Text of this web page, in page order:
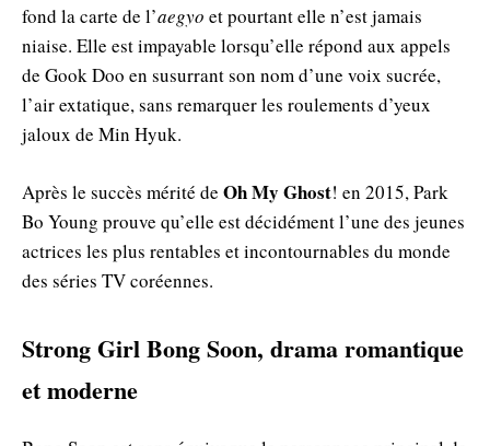
fond la carte de l’aegyo et pourtant elle n’est jamais
niaise. Elle est impayable lorsqu’elle répond aux appels
de Gook Doo en susurrant son nom d’une voix sucrée,
l’air extatique, sans remarquer les roulements d’yeux
jaloux de Min Hyuk.
Après le succès mérité de Oh My Ghost! en 2015, Park
Bo Young prouve qu’elle est décidément l’une des jeunes
actrices les plus rentables et incontournables du monde
des séries TV coréennes.
Strong Girl Bong Soon, drama romantique
et moderne